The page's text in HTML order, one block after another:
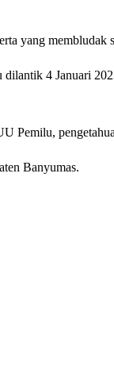
yang
4 Januari
Pemilu,
Banyumas.